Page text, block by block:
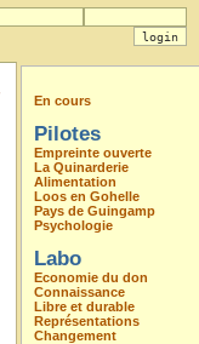
En cours
Pilotes
Empreinte ouverte
La Quinarderie
Alimentation
Loos en Gohelle
Pays de Guingamp
Psychologie
Labo
Economie du don
Connaissance
Libre et durable
Représentations
Changement